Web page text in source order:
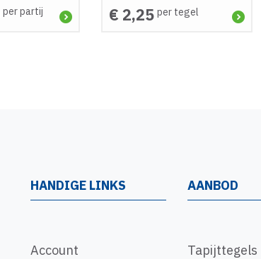
per partij € 2,25 per tegel
HANDIGE LINKS
Account
AANBOD
Tapijttegels